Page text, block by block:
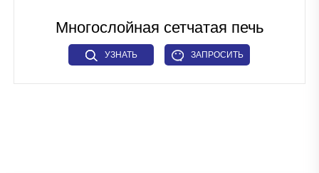
Промышленное сушильное оборудование
Многослойная сетчатая печь
УЗНАТЬ ЗАПРОСИТЬ